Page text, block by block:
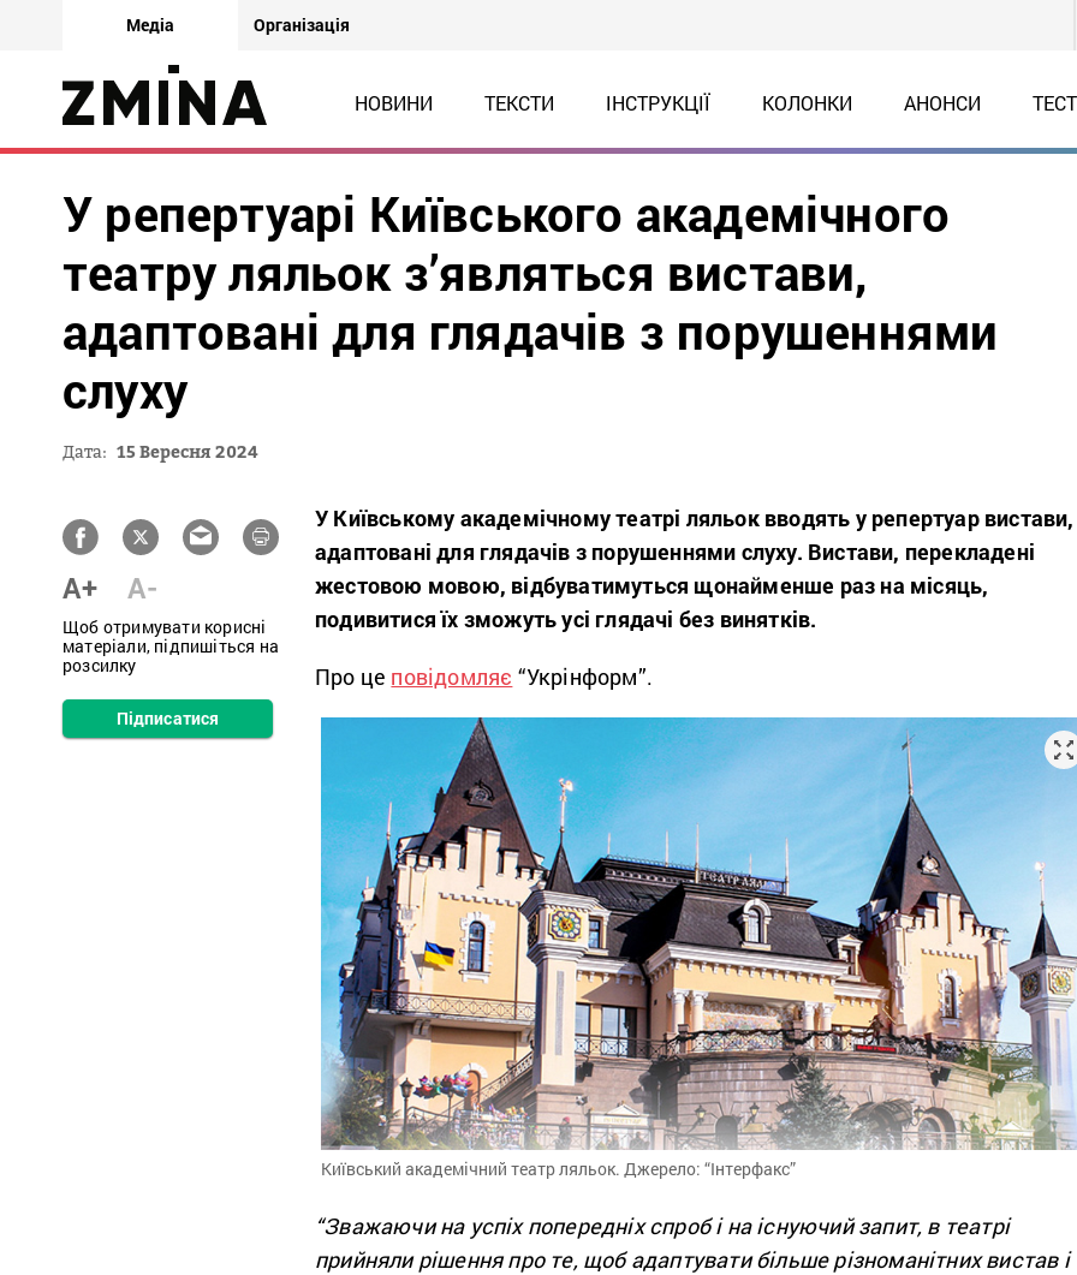
Медіа Організація
НОВИНИ ТЕКСТИ ІНСТРУКЦІЇ КОЛОНКИ АНОНСИ
У репертуарі Київського академічного
театру ляльок з’являться вистави,
адаптовані для глядачів з порушеннями
слуху
Дата: 15 Вересня 2024
A+ A-
Щоб отримувати корисні
матеріали, підпишіться на
розсилку
Підписатися
У Київському академічному театрі ляльок вводять у репертуар вистави,
адаптовані для глядачів з порушеннями слуху. Вистави, перекладені
жестовою мовою, відбуватимуться щонайменше раз на місяць,
подивитися їх зможуть усі глядачі без винятків.
Про це повідомляє “Укрінформ”.
Київський академічний театр ляльок. Джерело: “Інтерфакс”
“Зважаючи на успіх попередніх спроб і на існуючий запит, втеатрі
прийняли рішення про те, щоб адаптувати більше різноманітних вистав і